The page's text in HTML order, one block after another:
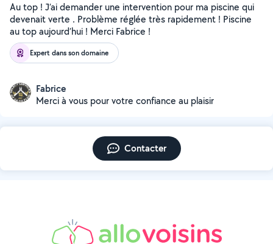
Au top ! J’ai demander une intervention pour ma piscine qui
devenait verte . Problème réglée très rapidement ! Piscine
au top aujourd’hui ! Merci Fabrice !
Expert dans son domaine
Fabrice
Merci à vous pour votre confiance au plaisir
Contacter